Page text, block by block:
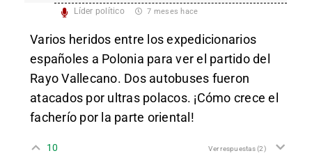
Líder político 7 meses hace
Varios heridos entre los expedicionarios
españoles a Polonia para ver el partido del
Rayo Vallecano. Dos autobuses fueron
atacados por ultras polacos. ¡Cómo crece el
facherío por la parte oriental!
10 Ver respuestas(2)